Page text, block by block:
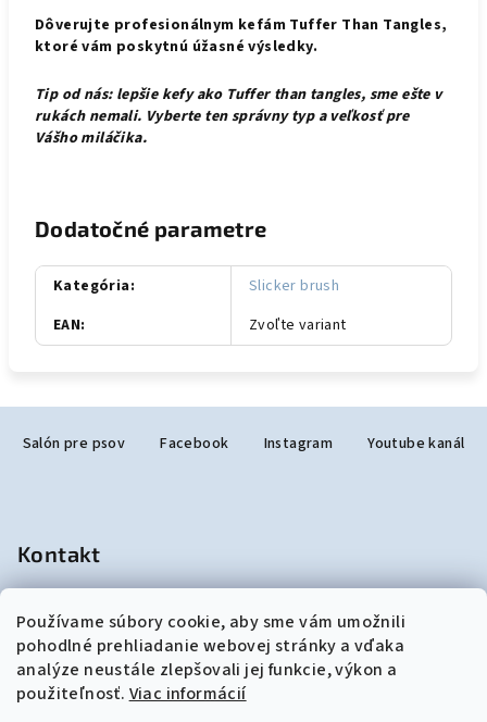
Používame súbory cookie, aby sme vám umožnili
pohodlné prehliadanie webovej stránky a vďaka
analýze neustále zlepšovali jej funkcie, výkon a
použiteľnosť. Viac informácií
Dôverujte profesionálnym kefám Tuffer Than Tangles,
ktoré vám poskytnú úžasné výsledky.
Tip od nás: lepšie kefy ako Tuffer than tangles, sme ešte v
rukách nemali. Vyberte ten správny typ a veľkosť pre
Vášho miláčika.
Dodatočné parametre
Kategória:
Slicker brush
EAN: Zvoľte variant
e
Salón pre psov Facebook Instagram Youtube kanál
Kontakt
+421948190299